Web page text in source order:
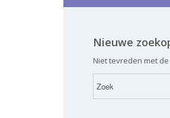
Nieuwe
Niet tevreden met